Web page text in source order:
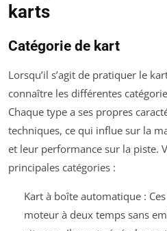
karts
Catégorie de kart
Lorsqu’il s’agit de pratiquer le
connaître les différentes
Chaque type a ses propres
techniques, ce qui influe sur la
et leur performance sur la piste.
principales catégories :
Kart à boîte automatique :
moteur à deux temps sans